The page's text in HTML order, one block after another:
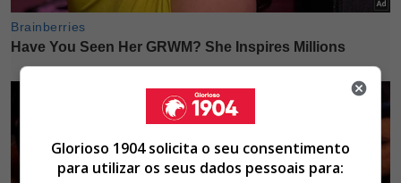
Glorioso 1904 solicita o seu consentimento
para utilizar os seus dados pessoais para: